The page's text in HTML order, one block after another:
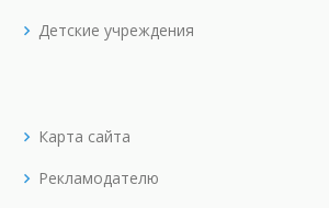
Детские учреждения
Карта сайта
Рекламодателю